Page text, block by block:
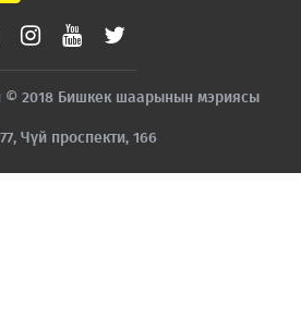
© 2018 Бишкек шаарынын мэриясы
Чүй проспекти, 166